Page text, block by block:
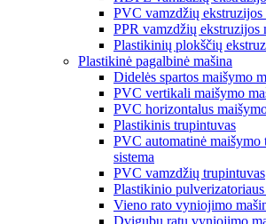
PVC vamzdžių ekstruzijos
PPR vamzdžių ekstruzijos
Plastikinių plokščių
Plastikinė pagalbinė mašina
Didelės spartos maišymo
PVC vertikali maišymo
PVC horizontalus
Plastikinis trupintuvas
PVC automatinė maišymo
sistema
PVC vamzdžių trupintuvas
Plastikinio pulverizatoriaus
Vieno rato vyniojimo
Dvigubų ratų vyniojimo